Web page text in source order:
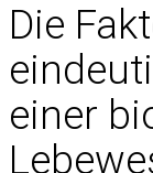
Die
einer